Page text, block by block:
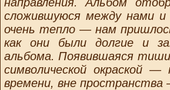
сложившуюся между нами и
очень тепло — нам
как они были долгие и
альбома. Появившаяся
символической окраской
времени, вне пространства